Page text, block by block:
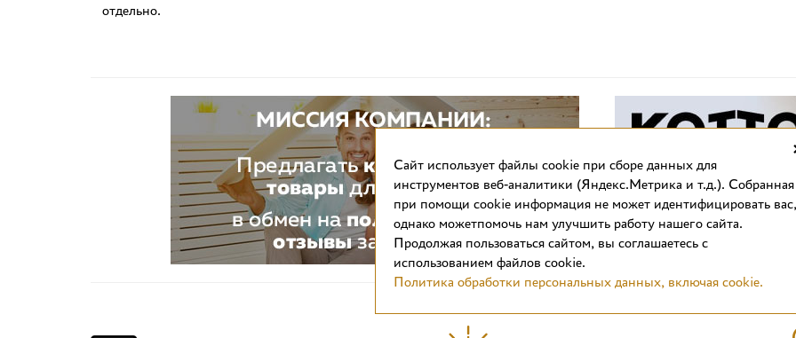
отдельно.
Cайт использует файлы cookie при сборе данных для
инструментов веб-аналитики (Яндекс.Метрика и т.д.). Собранная
при помощи cookie информация не может идентифицировать вас,
однако можетпомочь нам улучшить работу нашего сайта.
Продолжая пользоваться сайтом, вы соглашаетесь с
использованием файлов cookie.
Политика обработки персональных данных, включая cookie.